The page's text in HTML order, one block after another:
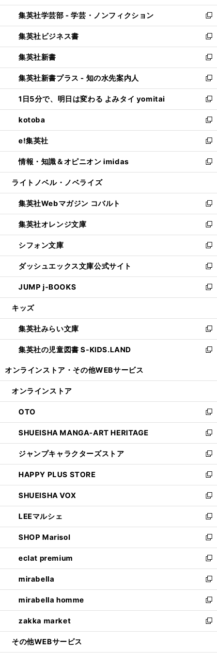
開
く
ウ
で
開
く
ン
ド
ウ
で
開
く
ウ
ィ
ン
ド
ウ
で
開
く
集英社学芸部 - 学芸・ノンフィクション
新
し
い
ウ
ィ
ン
ド
ウ
で
開
く
集英社ビジネス書
新
し
い
ウ
ィ
ン
ド
ウ
で
開
く
集英社新書
新
し
い
ウ
ィ
ン
ド
ウ
で
開
く
集英社新書プラス - 知の水先案内人
新
し
い
ウ
ィ
ン
ド
ウ
で
開
1日5分で、明日は変わる よみタイ yomitai
新
し
い
ウ
ィ
ン
ド
ウ
開
く
kotoba
新
し
い
ウ
ィ
ン
ウ
で
開
く
e!集英社
新
し
い
ウ
ン
ド
ウ
で
開
く
情報・知識＆オピニオン imidas
新
し
ウ
ィ
ン
ド
ウ
で
開
く
ライトノベル・ノベライズ
集英社Webマガジン コバルト
新
し
い
ウ
ィ
ン
ド
ウ
で
開
集英社オレンジ文庫
新
し
い
ウ
ィ
ン
ド
ウ
開
く
シフォン文庫
新
し
い
ウ
ィ
ン
ウ
で
開
く
ダッシュエックス文庫公式サイト
新
し
い
ウ
ン
ド
ウ
で
JUMP j-BOOKS
新
し
ウ
ィ
ン
ド
開
キッズ
集英社みらい文庫
新
し
い
ン
ウ
で
開
く
集英社の児童図書 S-KIDS.LAND
新
ウ
ン
ド
ウ
で
開
く
オンラインストア・ その他WEBサービス
オンラインストア
OTO
新
し
い
ウ
ィ
ン
ド
ウ
で
開
く
SHUEISHA MANGA-ART HERITAGE
新
し
い
ウ
ィ
ン
ド
ウ
で
開
く
ジャンプキャラクターズストア
新
し
い
ウ
ィ
ン
ド
ウ
で
開
く
HAPPY PLUS STORE
新
し
い
ウ
ィ
ン
ド
ウ
で
開
く
SHUEISHA VOX
新
し
い
ウ
ィ
ン
ド
ウ
で
開
く
LEEマルシェ
新
し
い
ウ
ィ
ン
ド
ウ
で
開
く
SHOP Marisol
新
し
い
ウ
ィ
ン
ド
ウ
で
開
eclat premium
新
し
い
ウ
ィ
ン
ド
ウ
開
mirabella
新
し
い
ウ
ィ
ン
mirabella homme
新
し
い
ウ
zakka market
新
し
その他WEBサービス